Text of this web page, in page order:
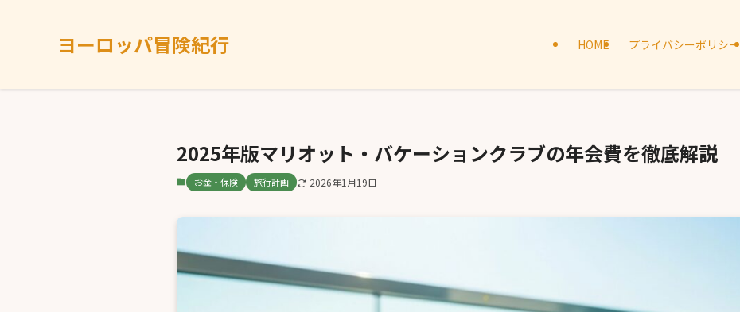
ヨーロッパ冒険紀行 HOME プライバシーポリシー
2025年版マリオット・バケーションクラブの年会費を徹底解説
お金・保険 旅行計画 2026年1月19日